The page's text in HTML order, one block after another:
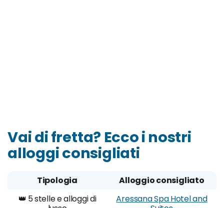
Vai di fretta? Ecco i nostri
alloggi consigliati
Tipologia
Alloggio consigliato
👑 5 stelle e alloggi di
Aressana Spa Hotel and